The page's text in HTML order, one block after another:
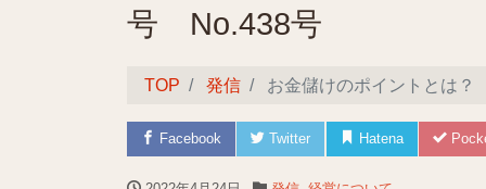
号 No.438号
TOP 発信 お金儲けのポイントと
Facebook Twitter Hatena